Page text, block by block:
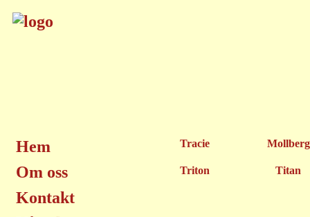
Hem
Om oss
Kontakt
Tracie Mollberg
Triton Titan